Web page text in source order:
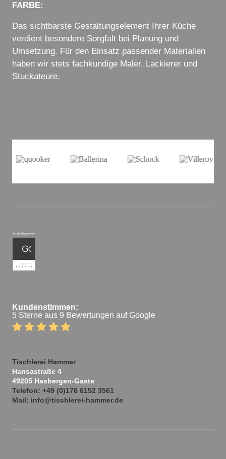
FARBE:
Das sichtbarste Gestaltungselement Ihrer Küche
verdient besondere Sorgfalt bei Planung und
Umsetzung. Für den Einsatz passender Materialien
haben wir stets fachkundige Maler, Lackierer und
Stuckateure.
Kundenstimmen:
5 Sterne aus 9 Bewertungen auf Google
Tischlerei Hammer
Hansastraße 4
49205 Hasbergen-Gaste
Telefon: +49 (0)176 6152 3561
Mail: info@tischlerei-hammer.de